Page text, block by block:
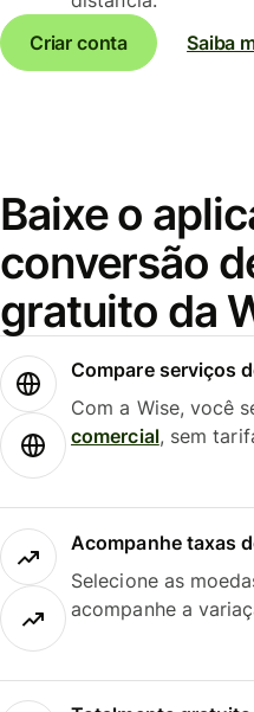
Criar conta
Saiba
Baixe o
conversão
gratuito da
Compare serviços
Com a Wise, você
comercial, sem
Acompanhe taxas
Selecione as
acompanhe a